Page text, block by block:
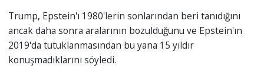
Trump, Epstein'ı 1980'lerin sonlarından beri tanıdığını
ancak daha sonra aralarının bozulduğunu ve Epstein'ın
2019'da tutuklanmasından bu yana 15 yıldır
konuşmadıklarını söyledi.